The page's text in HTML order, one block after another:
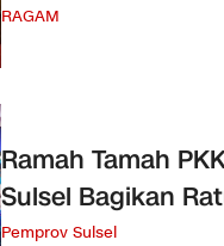
RAGAM
Ramah Tamah
Sulsel Bagikan
Pemprov Sulsel